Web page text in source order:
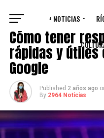
+ NOTICIAS
INTERNACIONALES
Cómo tener
rápidas y útiles
Google
Published 2 años ago
By 2964 Noticias